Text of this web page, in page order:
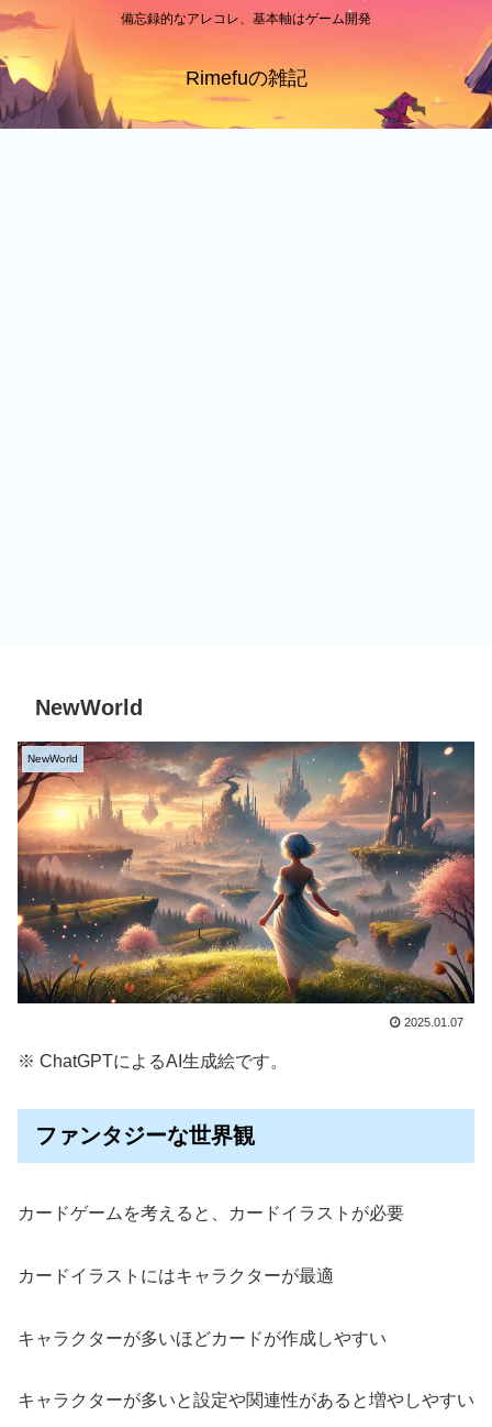
備忘録的なアレコレ、基本軸はゲーム開発
Rimefuの雑記
NewWorld
NewWorld
2025.01.07
※ ChatGPTによるAI生成絵です。
ファンタジーな世界観
カードゲームを考えると、カードイラストが必要
カードイラストにはキャラクターが最適
キャラクターが多いほどカードが作成しやすい
キャラクターが多いと設定や関連性があると増やしやすい